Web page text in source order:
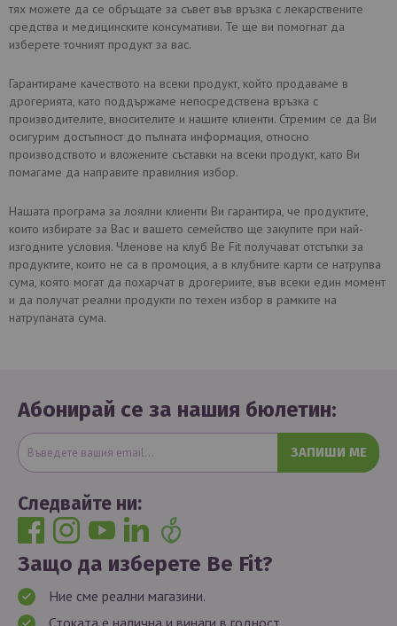
тях можете да се обръщате за съвет във връзка с лекарствените
средства и медицинските консумативи. Те ще ви помогнат да
изберете точният продукт за вас.
Гарантираме качеството на всеки продукт, който продаваме в
дрогерията, като поддържаме непосредствена връзка с
производителите, вносителите и нашите клиенти. Стремим се да Ви
осигурим достъпност до пълната информация, относно
производството и вложените съставки на всеки продукт, като Ви
помагаме да направите правилния избор.
Нашата програма за лоялни клиенти Ви гарантира, че продуктите,
които избирате за Вас и вашето семейство ще закупите при най-
изгодните условия. Членове на клуб Be Fit получават отстъпки за
продуктите, които не са в промоция, а в клубните карти се натрупва
сума, която могат да похарчат в дрогериите, във всеки един момент
и да получат реални продукти по техен избор в рамките на
натрупаната сума.
Абонирай се за нашия бюлетин:
ЗАПИШИ МЕ
Следвайте ни:
Защо да изберете Be Fit?
Ние сме реални магазини.
Стоката е налична и винаги в годност.